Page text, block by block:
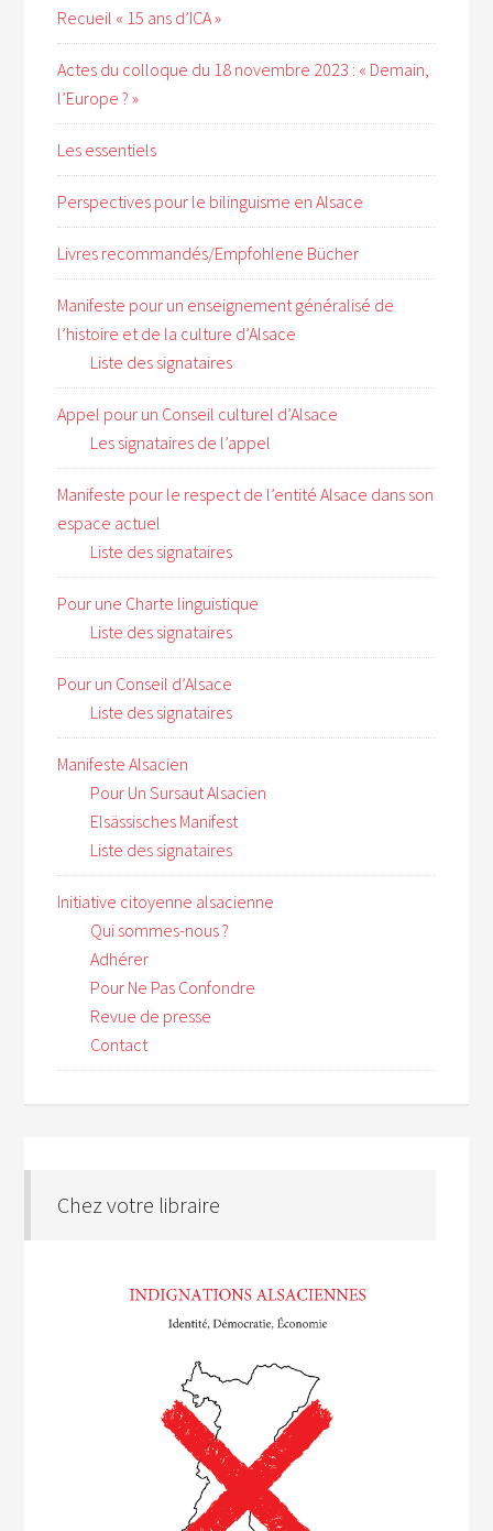
Recueil « 15 ans d’ICA »
Actes du colloque du 18 novembre 2023 : « Demain,
l’Europe ? »
Les essentiels
Perspectives pour le bilinguisme en Alsace
Livres recommandés/Empfohlene Bücher
Manifeste pour un enseignement généralisé de
l’histoire et de la culture d’Alsace
Liste des signataires
Appel pour un Conseil culturel d’Alsace
Les signataires de l’appel
Manifeste pour le respect de l’entité Alsace dans son
espace actuel
Liste des signataires
Pour une Charte linguistique
Liste des signataires
Pour un Conseil d’Alsace
Liste des signataires
Manifeste Alsacien
Pour Un Sursaut Alsacien
Elsässisches Manifest
Liste des signataires
Initiative citoyenne alsacienne
Qui sommes-nous ?
Adhérer
Pour Ne Pas Confondre
Revue de presse
Contact
Chez votre libraire